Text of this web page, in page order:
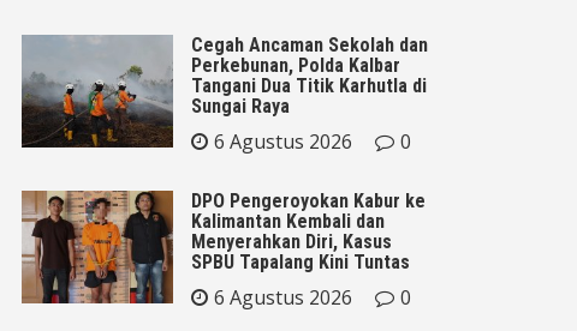
Cegah Ancaman Sekolah dan
Perkebunan, Polda Kalbar
Tangani Dua Titik Karhutla di
Sungai Raya
6 Agustus 2026 0
DPO Pengeroyokan Kabur ke
Kalimantan Kembali dan
Menyerahkan Diri, Kasus
SPBU Tapalang Kini Tuntas
6 Agustus 2026 0